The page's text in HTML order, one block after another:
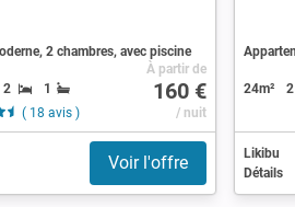
2 chambres, avec piscine
2
1
( 18 avis )
À partir de
160 €
/ nuit
Voir l'offre
24m² 2
Likibu
Détails